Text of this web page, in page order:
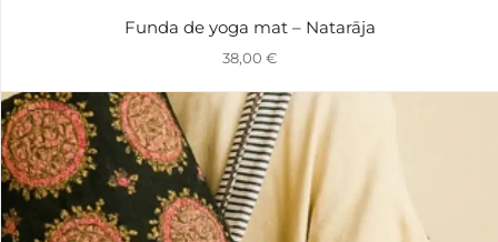
Funda de yoga mat – Natarāja
38,00 €